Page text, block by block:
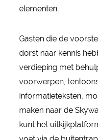
elementen.
Gasten die de
dorst naar kennis
verdieping met
voorwerpen,
informatieteksten,
maken naar de
kunt het